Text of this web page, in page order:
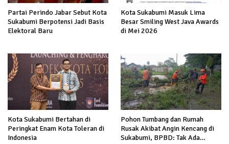
Partai Perindo Jabar Sebut Kota
Sukabumi Berpotensi Jadi Basis
Elektoral Baru
Kota Sukabumi Masuk Lima
Besar Smiling West Java Awards
di Mei 2026
Kota Sukabumi Bertahan di
Peringkat Enam Kota Toleran di
Indonesia
Pohon Tumbang dan Rumah
Rusak Akibat Angin Kencang di
Sukabumi, BPBD: Tak Ada